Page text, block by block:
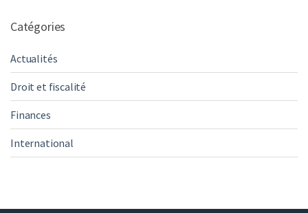
Catégories
Actualités
Droit et fiscalité
Finances
International